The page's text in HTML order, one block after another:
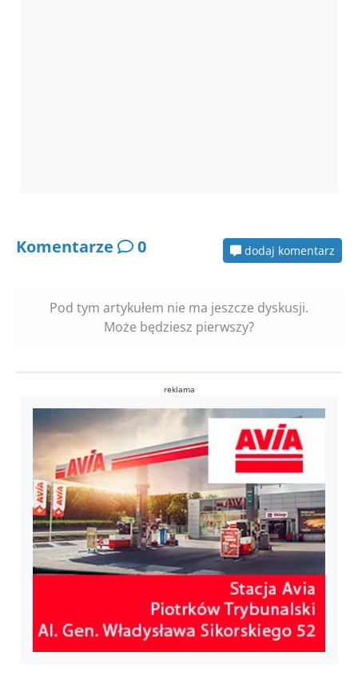
Komentarze 0 dodaj komentarz
Pod tym artykułem nie ma jeszcze dyskusji.
Może będziesz pierwszy?
reklama